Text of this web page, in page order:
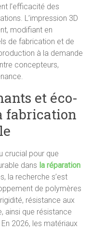
l’efficacité des
L’impression 3D
modifiant en
de fabrication et de
à la demande
concepteurs,
et éco-
fabrication
crucial pour que
dans la réparation
la recherche s’est
de polymères
résistance aux
ainsi que résistance
2026, les matériaux